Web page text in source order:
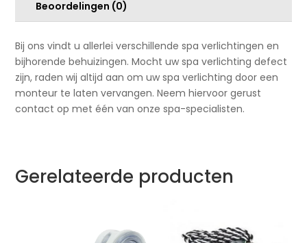
Beoordelingen (0)
Bij ons vindt u allerlei verschillende spa verlichtingen en
bijhorende behuizingen. Mocht uw spa verlichting defect
zijn, raden wij altijd aan om uw spa verlichting door een
monteur te laten vervangen. Neem hiervoor gerust
contact op met één van onze spa-specialisten.
Gerelateerde producten